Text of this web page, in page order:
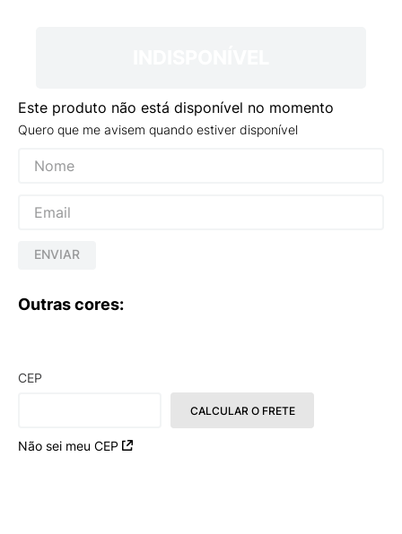
Este produto não está disponível no momento
Quero que me avisem quando estiver disponível
ENVIAR
Outras cores:
CEP
Não sei meu CEP
CALCULAR O FRETE